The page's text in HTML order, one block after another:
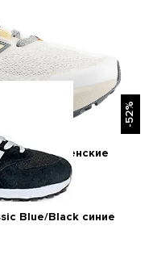
V2 White Женские
-52%
Blue/Black синие